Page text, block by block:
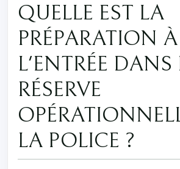
QUELLE EST LA
PRÉPARATION À
L'ENTRÉE DANS
RÉSERVE
LA POLICE ?